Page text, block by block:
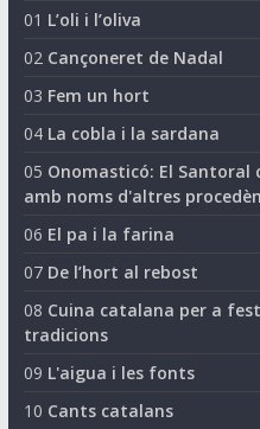
01 L’oli i l’oliva
02 Cançoneret de Nadal
03 Fem un hort
04 La cobla i la sardana
05 Onomasticó: El Santoral
amb noms d'altres
06 El pa i la farina
07 De l’hort al rebost
08 Cuina catalana per a
tradicions
09 L'aigua i les fonts
10 Cants catalans